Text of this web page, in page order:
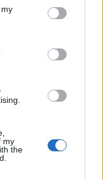
You may click to
third-party tags to
in below Google
my
the
σε
δεδομένου ότι,
των επιβατών
να ξεπεράσει
φορά. Τα
με την οδική